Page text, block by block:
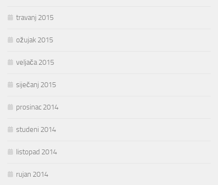
travanj 2015
ožujak 2015
veljača 2015
siječanj 2015
prosinac 2014
studeni 2014
listopad 2014
rujan 2014